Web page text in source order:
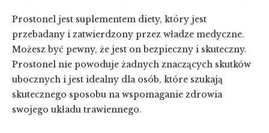
Prostonel jest suplementem diety, który jest
przebadany i zatwierdzony przez władze medyczne.
Możesz być pewny, że jest on bezpieczny i skuteczny.
Prostonel nie powoduje żadnych znaczących skutków
ubocznych i jest idealny dla osób, które szukają
skutecznego sposobu na wspomaganie zdrowia
swojego układu trawiennego.